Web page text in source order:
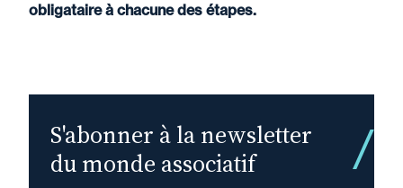
obligataire à chacune des étapes.
S'abonner à la newsletter
du monde associatif